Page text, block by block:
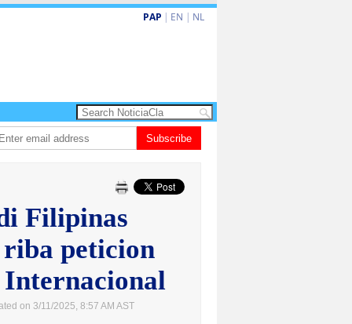
PAP | EN | NL
turismo premium cu renobacion di US$106 miyon
Subscribe
Filipinas
peticion
on 3/11/2025, 8:57 AM AST